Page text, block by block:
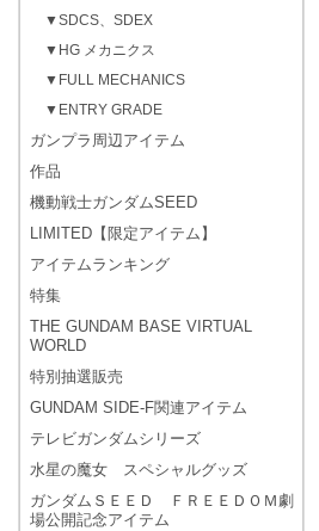
▼SDCS、SDEX
▼HG メカニクス
▼FULL MECHANICS
▼ENTRY GRADE
ガンプラ周辺アイテム
作品
機動戦士ガンダムSEED
LIMITED【限定アイテム】
アイテムランキング
特集
THE GUNDAM BASE VIRTUAL
WORLD
特別抽選販売
GUNDAM SIDE-F関連アイテム
テレビガンダムシリーズ
水星の魔女 スペシャルグッズ
ガンダムＳＥＥＤ ＦＲＥＥＤＯＭ劇
場公開記念アイテム